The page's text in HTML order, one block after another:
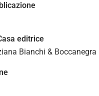
editrice
Bianchi & Boccanegra